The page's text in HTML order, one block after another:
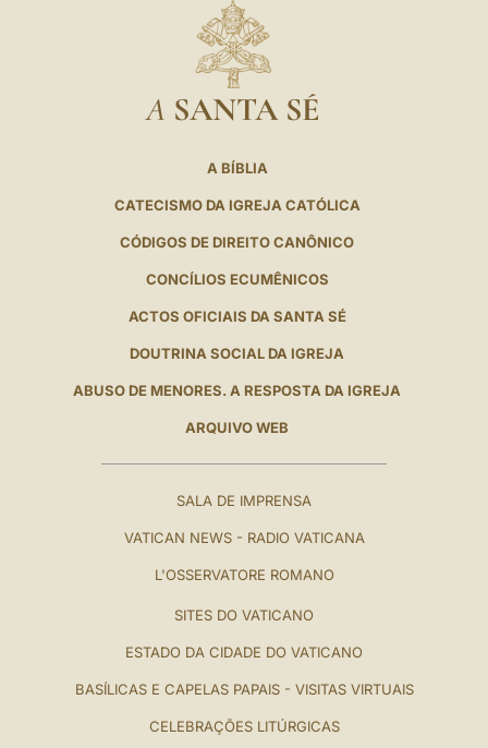
A SANTA SÉ
A BÍBLIA
CATECISMO DA IGREJA CATÓLICA
CÓDIGOS DE DIREITO CANÔNICO
CONCÍLIOS ECUMÊNICOS
ACTOS OFICIAIS DA SANTA SÉ
DOUTRINA SOCIAL DA IGREJA
ABUSO DE MENORES. A RESPOSTA DA IGREJA
ARQUIVO WEB
SALA DE IMPRENSA
VATICAN NEWS - RADIO VATICANA
L'OSSERVATORE ROMANO
SITES DO VATICANO
ESTADO DA CIDADE DO VATICANO
BASÍLICAS E CAPELAS PAPAIS - VISITAS VIRTUAIS
CELEBRAÇÕES LITÚRGICAS